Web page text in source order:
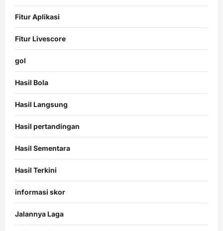
Fitur Aplikasi
Fitur Livescore
gol
Hasil Bola
Hasil Langsung
Hasil pertandingan
Hasil Sementara
Hasil Terkini
informasi skor
Jalannya Laga